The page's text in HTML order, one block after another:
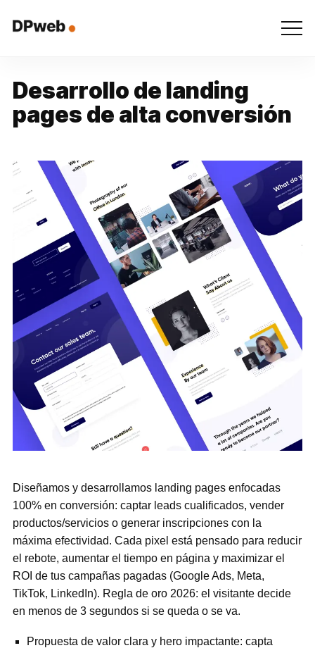
Desarrollo de landing
pages de alta conversión
Diseñamos y desarrollamos landing pages enfocadas
100% en conversión: captar leads cualificados, vender
productos/servicios o generar inscripciones con la
máxima efectividad. Cada pixel está pensado para reducir
el rebote, aumentar el tiempo en página y maximizar el
ROI de tus campañas pagadas (Google Ads, Meta,
TikTok, LinkedIn). Regla de oro 2026: el visitante decide
en menos de 3 segundos si se queda o se va.
Propuesta de valor clara y hero impactante: capta